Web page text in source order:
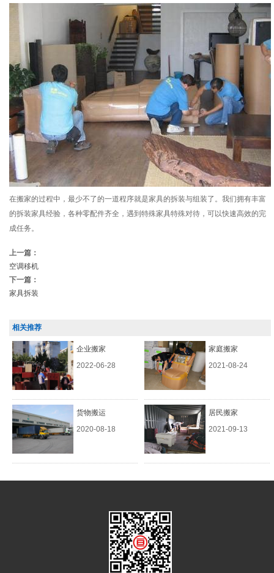
在搬家的过程中，最少不了的一道程序就是家具的拆装与组装了。我们拥有丰富
的拆装家具经验，各种零配件齐全，遇到特殊家具特殊对待，可以快速高效的完
成任务。
上一篇：
空调移机
下一篇：
家具拆装
相关推荐
企业搬家
2022-06-28
家庭搬家
2021-08-24
货物搬运
2020-08-18
居民搬家
2021-09-13